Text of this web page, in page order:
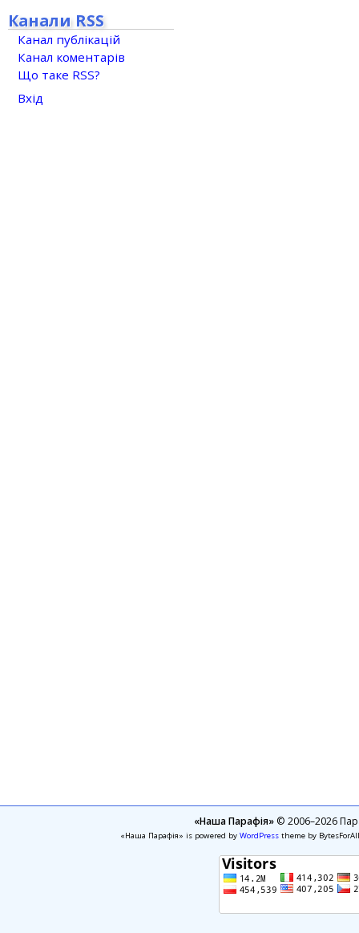
Канали RSS
Канал публікацій
Канал коментарів
Що таке RSS?
Вхід
«Наша Парафія»© 2006–2026
«Наша Парафія» is powered by WordPresstheme by